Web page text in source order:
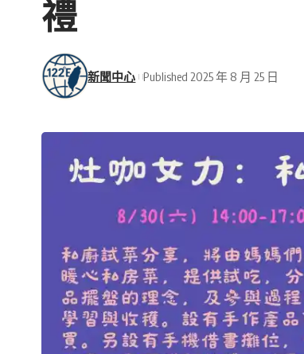
禮
新聞中心 Published 2025 年 8 月 25 日